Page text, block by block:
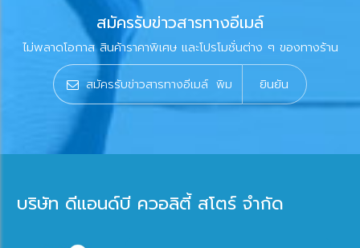
สมัครรับข่าวสารทางอีเมล์
ไม่พลาดโอกาส สินค้าราคาพิเศษ และโปรโมชั่นต่าง ๆ ของทางร้าน
ยินยัน
บริษัท ดีแอนด์บี ควอลิตี้ สโตร์ จำกัด